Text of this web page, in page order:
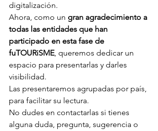
digitalización.
Ahora, como un gran agradecimiento a
todas las entidades que han
participado en esta fase de
fuTOURiSME, queremos dedicar un
espacio para presentarlas y darles
visibilidad.
Las presentaremos agrupadas por país,
para facilitar su lectura.
No dudes en contactarlas si tienes
alguna duda, pregunta, sugerencia o